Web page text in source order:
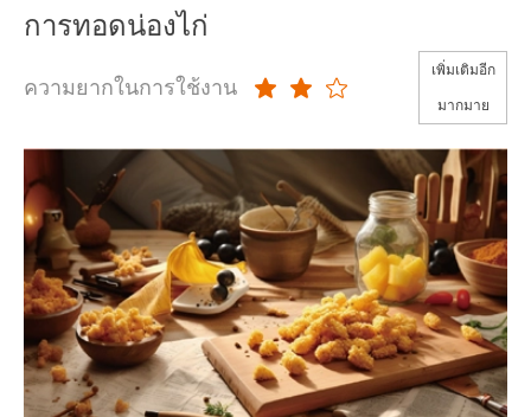
การทอดน่องไก่
ความยากในการใช้งาน
เพิ่มเติมอีก
มากมาย